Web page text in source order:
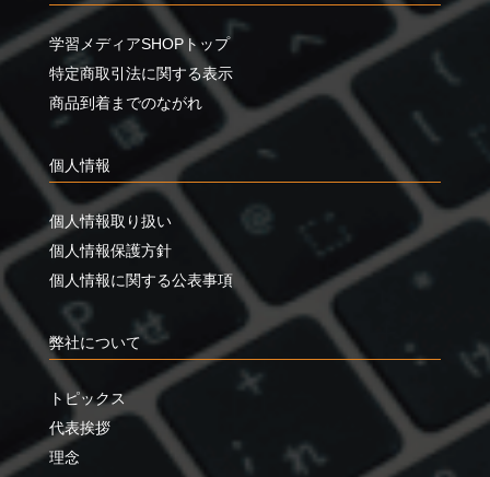
学習メディアSHOPトップ
特定商取引法に関する表示
商品到着までのながれ
個人情報
個人情報取り扱い
個人情報保護方針
個人情報に関する公表事項
弊社について
トピックス
代表挨拶
理念